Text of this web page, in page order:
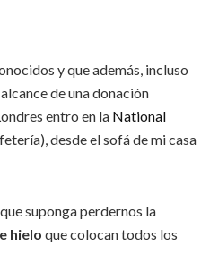
y que además, incluso
de una donación
entro en la National
desde el sofá de mi casa
suponga perdernos la
hielo que colocan todos los